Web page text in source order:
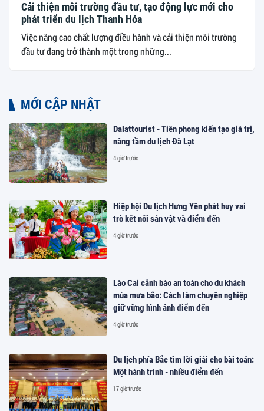
Cải thiện môi trường đầu tư, tạo động lực mới cho
phát triển du lịch Thanh Hóa
Việc nâng cao chất lượng điều hành và cải thiện môi trường
đầu tư đang trở thành một trong những...
MỚI CẬP NHẬT
Dalattourist - Tiên phong kiến tạo giá trị,
nâng tầm du lịch Đà Lạt
4 giờ trước
Hiệp hội Du lịch Hưng Yên phát huy vai
trò kết nối sản vật và điểm đến
4 giờ trước
Lào Cai cảnh báo an toàn cho du khách
mùa mưa bão: Cách làm chuyên nghiệp
giữ vững hình ảnh điểm đến
4 giờ trước
Du lịch phía Bắc tìm lời giải cho bài toán:
Một hành trình - nhiều điểm đến
17 giờ trước